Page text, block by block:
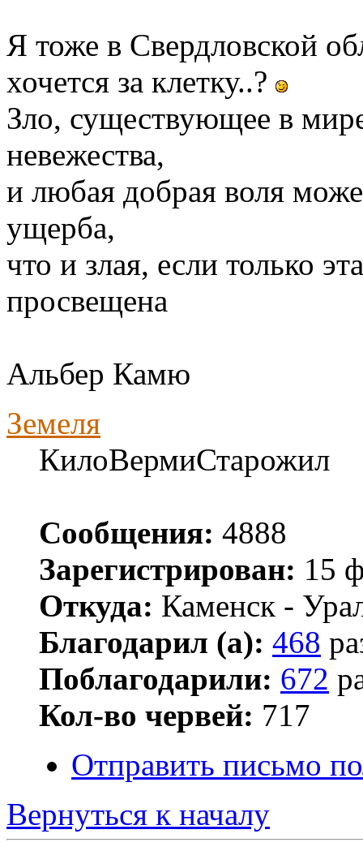
Я тоже в Свердловской
хочется за клетку..?
Зло, существующее в
невежества,
и любая добрая воля
ущерба,
что и злая, если только
просвещена
Альбер Камю
Земеля
КилоВермиСтарожил
Сообщения: 4888
Зарегистрирован: 15
Откуда: Каменск -
Благодарил (а): 468
Поблагодарили: 672
Кол-во червей: 717
Отправить письмо
Вернуться к началу